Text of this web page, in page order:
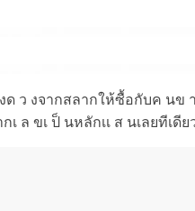
งด ว งจากสลากให้ซื้อกับค
ล ขเ ป็ นหลักเเ ส นเลยทีเ